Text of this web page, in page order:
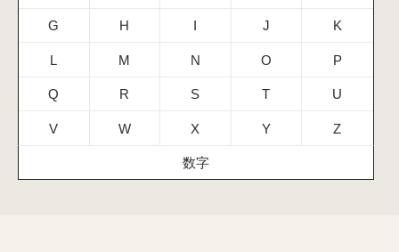
G H I J K
L M N O P
Q R S T U
V W X Y Z
数字